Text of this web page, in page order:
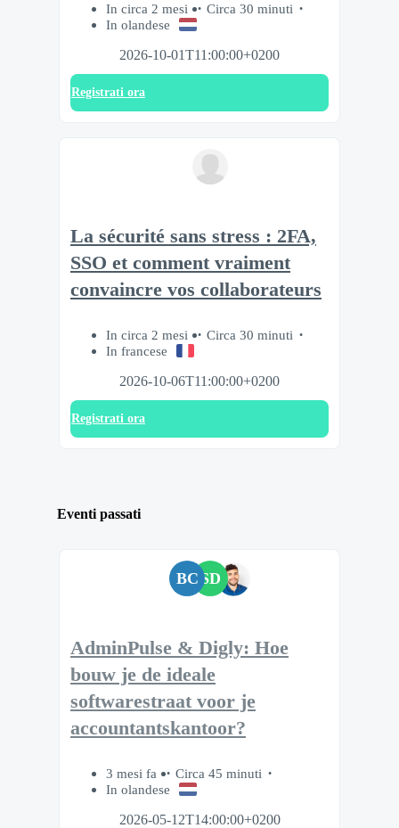
In circa 2 mesi
Circa 30 minuti
In olandese
2026-10-01T11:00:00+0200
Registrati ora
La sécurité sans stress : 2FA,
SSO et comment vraiment
convaincre vos collaborateurs
In circa 2 mesi
Circa 30 minuti
In francese
2026-10-06T11:00:00+0200
Registrati ora
Eventi passati
BC SD
AdminPulse & Digly: Hoe
bouw je de ideale
softwarestraat voor je
accountantskantoor?
3 mesi fa
Circa 45 minuti
In olandese
2026-05-12T14:00:00+0200